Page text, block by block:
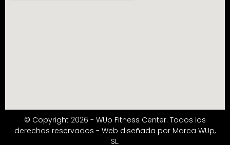
© Copyright 2026 - WUp Fitness Center. Todos los
derechos reservados - Web diseñada por Marca WUp,
SL.